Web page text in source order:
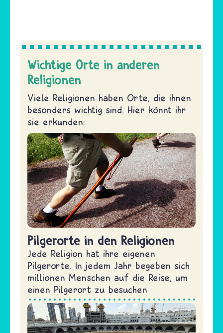
Wichtige Orte in anderen
Religionen
Viele Religionen haben Orte, die ihnen
besonders wichtig sind. Hier könnt ihr
sie erkunden:
Pilgerorte in den Religionen
Jede Religion hat ihre eigenen
Pilgerorte. In jedem Jahr begeben sich
millionen Menschen auf die Reise, um
einen Pilgerort zu besuchen